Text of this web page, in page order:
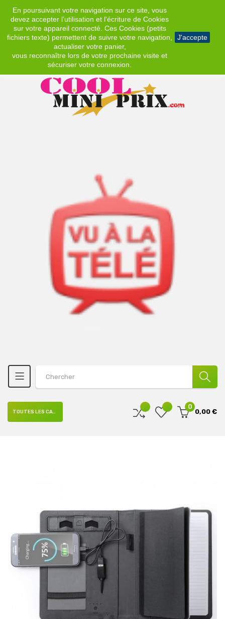
En poursuivant votre navigation sur ce site, vous
devez accepter l’utilisation et l'écriture de Cookies
sur votre appareil connecté. Ces Cookies (petits
fichiers texte) permettent de suivre votre navigation,
actualiser votre panier,
vous reconnaître lors de votre prochaine visite et
sécuriser votre connexion.
J'accepte
EUR
0
0,00 €
TOUTES LES CATÉGORIES